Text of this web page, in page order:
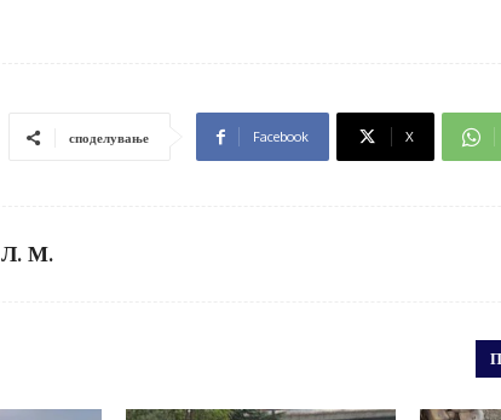
споделување Facebook X
Л. М.